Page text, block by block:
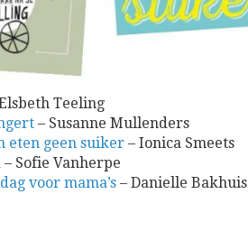
Teeling
– Susanne Mullenders
eten geen suiker – Ionica Smeets
– Sofie Vanherpe
voor mama’s – Danielle Bakhuis